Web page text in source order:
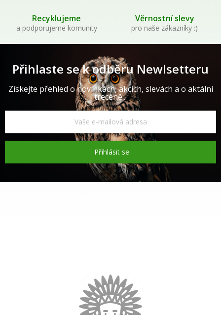
Recyklujeme
a podporujeme komunity
Věrnostní slevy
pro naše zákazníky :)
Přihlaste se k odběru Newlsetteru
Získejte přehled o novinkách, akcích, slevách a o aktální
trecéně...
Přihlásit se